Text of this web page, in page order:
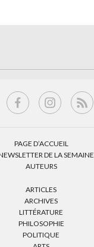
PAGE D’ACCUEIL
DE LA SEMAINE
AUTEURS
ARTICLES
ARCHIVES
LITTÉRATURE
PHILOSOPHIE
POLITIQUE